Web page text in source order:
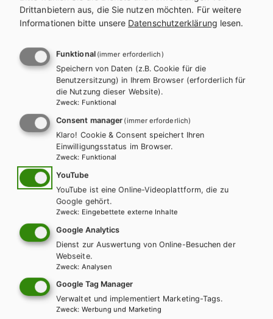
AHS-O BAFEP/BASOP HAK/HAS HLFS/LFS
HUM/FS
KOMPETENZ:DEUTSCH – modular.
Sprachbuch für höhere Schulen. Trainingsteil
Trainingsteil + E-Book
Trainingsteil E-Book Solo
Trainingsteil mit E-BOOK+
Trainingsteil E-BOOK+ Solo
Drittanbietern aus, die Sie nutzen möchten. Für weitere
Informationen bitte unsere Datenschutzerklärung lesen.
Funktional (immer erforderlich)
Speichern von Daten (z.B. Cookie für die
Benutzersitzung) in Ihrem Browser (erforderlich für
die Nutzung dieser Website).
Zweck: Funktional
Consent manager (immer erforderlich)
Klaro! Cookie & Consent speichert Ihren
Einwilligungsstatus im Browser.
Zweck: Funktional
YouTube
YouTube ist eine Online-Videoplattform, die zu
Google gehört.
Zweck: Eingebettete externe Inhalte
Google Analytics
Dienst zur Auswertung von Online-Besuchen der
Webseite.
Zweck: Analysen
Google Tag Manager
Verwaltet und implementiert Marketing-Tags.
Zweck: Werbung und Marketing